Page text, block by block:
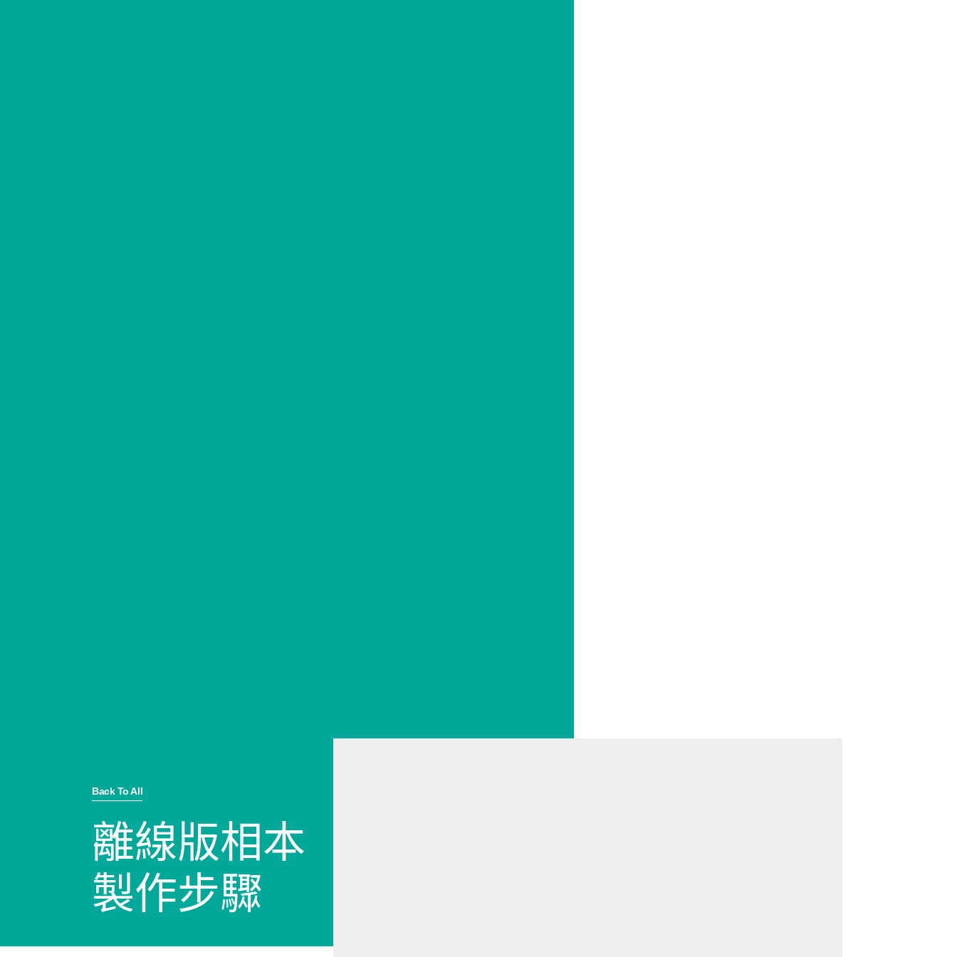
Back To All
離線版相本
製作步驟